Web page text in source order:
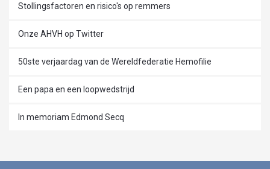
Stollingsfactoren en risico's op remmers
Onze AHVH op Twitter
50ste verjaardag van de Wereldfederatie Hemofilie
Een papa en een loopwedstrijd
In memoriam Edmond Secq